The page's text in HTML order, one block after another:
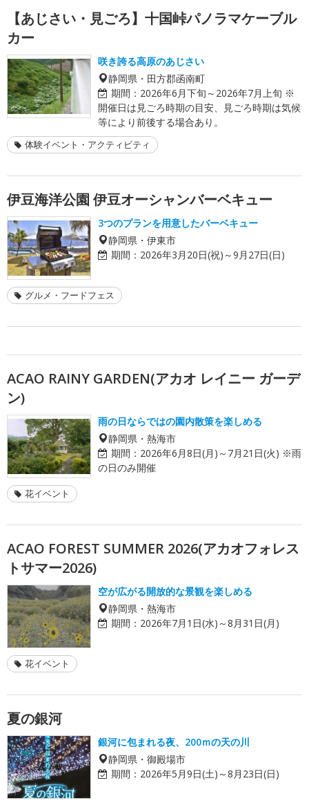
【あじさい・見ごろ】十国峠パノラマケーブル
カー
咲き誇る高原のあじさい
静岡県・田方郡函南町
期間： 2026年6月下旬～2026年7月上旬 ※
開催日は見ごろ時期の目安、見ごろ時期は気候
等により前後する場合あり。
体験イベント・アクティビティ
伊豆海洋公園 伊豆オーシャンバーベキュー
3つのプランを用意したバーベキュー
静岡県・伊東市
期間： 2026年3月20日(祝)～9月27日(日)
グルメ・フードフェス
ACAO RAINY GARDEN(アカオ レイニー ガーデ
ン)
雨の日ならではの園内散策を楽しめる
静岡県・熱海市
期間： 2026年6月8日(月)～7月21日(火) ※雨
の日のみ開催
花イベント
ACAO FOREST SUMMER 2026(アカオフォレス
トサマー2026)
空が広がる開放的な景観を楽しめる
静岡県・熱海市
期間： 2026年7月1日(水)～8月31日(月)
花イベント
夏の銀河
銀河に包まれる夜、200ｍの天の川
静岡県・御殿場市
期間： 2026年5月9日(土)～8月23日(日)